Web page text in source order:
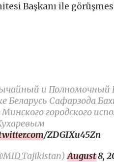
Başkanı ile
и Полномочный
Беларусь Сафарзода
городского
ZDGIXu45Zn
August 8,